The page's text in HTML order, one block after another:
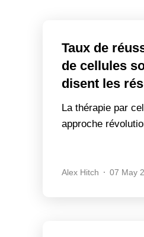
Taux de
de cellules
disent les
La thérapie par
approche
Alex Hitch 07 May